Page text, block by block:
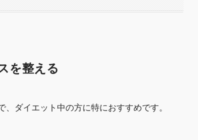
を整える
ダイエット中の方に特におすすめです。